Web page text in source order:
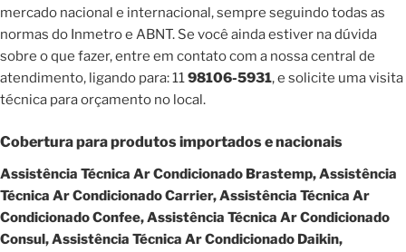
mercado nacional e internacional, sempre seguindo todas as
normas do Inmetro e ABNT. Se você ainda estiver na dúvida
sobre o que fazer, entre em contato com a nossa central de
atendimento, ligando para: 1198106-5931, e solicite uma visita
técnica para orçamento no local.
Cobertura para produtos importados e nacionais
Assistência Técnica Ar Condicionado Brastemp, Assistência
Técnica Ar Condicionado Carrier, Assistência Técnica Ar
Condicionado Confee, Assistência Técnica Ar Condicionado
Consul, Assistência Técnica Ar Condicionado Daikin,